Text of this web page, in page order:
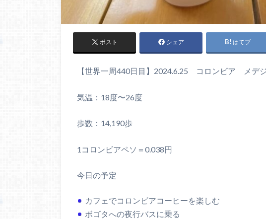
ポスト シェア はてブ
【世界一周440日目】2024.6.25 コロンビア メデ
気温：18度〜26度
歩数：14,190歩
1コロンビアペソ＝0.038円
今日の予定
カフェでコロンビアコーヒーを楽しむ
ボゴタへの夜行バスに乗る